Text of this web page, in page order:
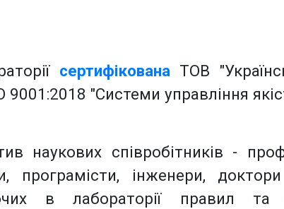
сертифікована ТОВ
9001:2018 "Системи управління
наукових співробітників -
програмісти, інженери,
в лабораторії правил